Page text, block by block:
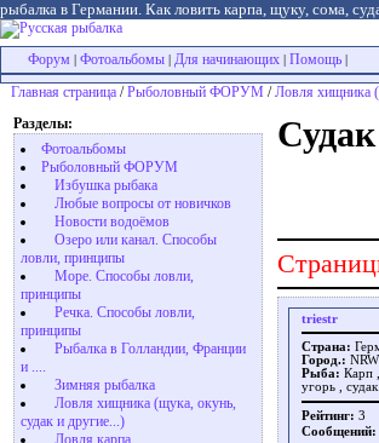
рыбалка в Германии. Как ловить карпа, щуку, сома,
Форум Фотоальбомы Для начинающих Помощь
Главная страница /Рыболовный ФОРУМ /Ловля хищника
Разделы:
Фотоальбомы
Рыболовный ФОРУМ
Избушка рыбака
Любые вопросы от новичков
Новости водоёмов
Озеро или канал. Способы
ловли, принципы
Море. Способы ловли,
принципы
Речка. Способы ловли,
принципы
Рыбалка в Голландии, Франции
и ....
Зимняя рыбалка
Ловля хищника (щука, окунь,
судак и другие...)
Ловля карпа
triestr
Страна:
Город.:
Рыба: Карп
угорь ,
Рейтинг: 3
Сообщений: